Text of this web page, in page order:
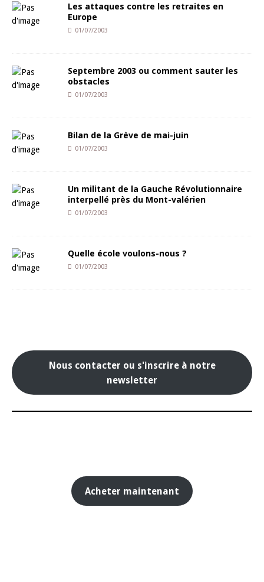
Les attaques contre les retraites en
Europe
01/07/2003
Septembre 2003 ou comment sauter les
obstacles
01/07/2003
Bilan de la Grève de mai-juin
01/07/2003
Un militant de la Gauche Révolutionnaire
interpellé près du Mont-valérien
01/07/2003
Quelle école voulons-nous ?
01/07/2003
Nous contacter ou s'inscrire à notre
newsletter
Acheter maintenant